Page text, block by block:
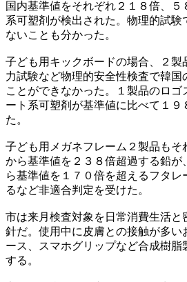
国内基準値をそれぞれ２１８倍、５
系可塑剤が検出された。物理的試験
ないことも分かった。
子ども用キックボードの場合、２製
力試験など物理的安全性検査で韓国
ことができなかった。１製品のロゴ
ート系可塑剤が基準値に比べて１９
た。
子ども用メガネフレーム２製品もそ
から基準値を２３８倍超過する鉛が
ら基準値を１７０倍を超えるフタ
るなど非適合判定を受けた。
市は来月検査対象を日常消費生活と
針だ。使用中に皮膚との接触が多い
ース、スマホグリップなど合成樹
する。